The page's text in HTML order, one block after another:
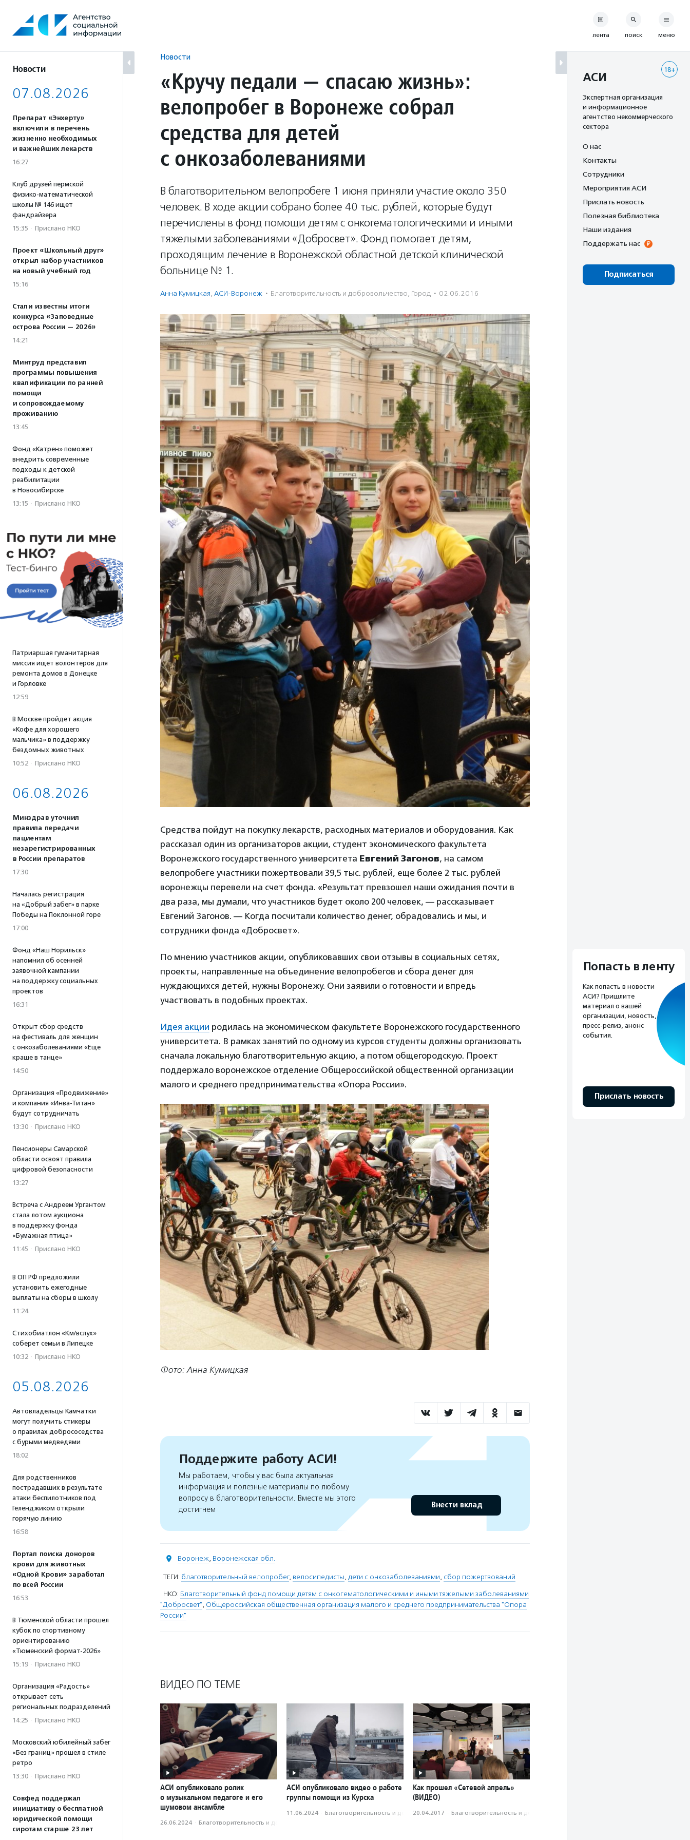
содержанию
Новости
07.08.2026
Препарат «Энхерту»
включили в перечень
жизненно необходимых
и важнейших лекарств
16:27
Клуб друзей пермской
физико-математической
школы № 146 ищет
фандрайзера
15:35 · Прислано НКО
Проект «Школьный друг»
открыл набор участников
на новый учебный год
15:16
Стали известны итоги
конкурса «Заповедные
острова России — 2026»
14:21
Минтруд представил
программы повышения
квалификации по ранней
помощи
и сопровождаемому
проживанию
13:45
Фонд «Катрен» поможет
внедрить современные
подходы к детской
реабилитации
в Новосибирске
13:15 · Прислано НКО
Патриаршая гуманитарная
миссия ищет волонтеров для
ремонта домов в Донецке
и Горловке
12:59
В Москве пройдет акция
«Кофе для хорошего
мальчика» в поддержку
бездомных животных
10:52 · Прислано НКО
06.08.2026
Минздрав уточнил
правила передачи
пациентам
незарегистрированных
в России препаратов
17:30
Началась регистрация
на «Добрый забег» в парке
Победы на Поклонной горе
17:00
Фонд «Наш Норильск»
напомнил об осенней
заявочной кампании
на поддержку социальных
проектов
16:31
Открыт сбор средств
на фестиваль для женщин
с онкозаболеваниями «Еще
краше в танце»
14:50
Организация «Продвижение»
и компания «Инва-Титан»
будут сотрудничать
13:30 · Прислано НКО
Пенсионеры Самарской
области освоят правила
цифровой безопасности
13:27
Встреча с Андреем Ургантом
стала лотом аукциона
в поддержку фонда
«Бумажная птица»
11:45 · Прислано НКО
В ОП РФ предложили
установить ежегодные
выплаты на сборы в школу
11:24
Стихобиатлон «Км/вслух»
соберет семьи в Липецке
10:32 · Прислано НКО
05.08.2026
Автовладельцы Камчатки
могут получить стикеры
о правилах добрососедства
с бурыми медведями
18:02
Для родственников
пострадавших в результате
атаки беспилотников под
Геленджиком открыли
горячую линию
16:58
Портал поиска доноров
крови для животных
«Одной Крови» заработал
по всей России
16:53
В Тюменской области прошел
кубок по спортивному
ориентированию
«Тюменский формат-2026»
15:19 · Прислано НКО
Организация «Радость»
открывает сеть
региональных подразделений
14:25 · Прислано НКО
Московский юбилейный забег
«Без границ» прошел в стиле
ретро
13:30 · Прислано НКО
Совфед поддержал
инициативу о бесплатной
юридической помощи
сиротам старше 23 лет
Новости
«Кручу педали — спасаю жизнь»:
велопробег в Воронеже собрал
средства для детей
с онкозаболеваниями
В благотворительном велопробеге 1 июня приняли участие около 350
человек. В ходе акции собрано более 40 тыс. рублей, которые будут
перечислены в фонд помощи детям с онкогематологическими и иными
тяжелыми заболеваниями «Добросвет». Фонд помогает детям,
проходящим лечение в Воронежской областной детской клинической
больнице № 1.
Анна Кумицкая, АСИ-Воронеж · Благотвори­тель­ность и доброволь­чест­во, Город · 02.06.2016
Средства пойдут на покупку лекарств, расходных материалов и оборудования. Как
рассказал один из организаторов акции, студент экономического факультета
Воронежского государственного университета Евгений Загонов, на самом
велопробеге участники пожертвовали 39,5 тыс. рублей, еще более 2 тыс. рублей
воронежцы перевели на счет фонда. «Результат превзошел наши ожидания почти в
два раза, мы думали, что участников будет около 200 человек, — рассказывает
Евгений Загонов. — Когда посчитали количество денег, обрадовались и мы, и
сотрудники фонда «Добросвет».
По мнению участников акции, опубликовавших свои отзывы в социальных сетях,
проекты, направленные на объединение велопробегов и сбора денег для
нуждающихся детей, нужны Воронежу. Они заявили о готовности и впредь
участвовать в подобных проектах.
Идея акции родилась на экономическом факультете Воронежского государственного
университета. В рамках занятий по одному из курсов студенты должны организовать
сначала локальную благотворительную акцию, а потом общегородскую. Проект
поддержало воронежское отделение Общероссийской общественной организации
малого и среднего предпринимательства «Опора России».
Фото: Анна Кумицкая
Поддержите работу АСИ!
Мы работаем, чтобы у вас была актуальная
информация и полезные материалы по любому
вопросу в благотворительности. Вместе мы этого
достигнем
Внести вклад
Воронеж, Воронежская обл.
ТЕГИ: благотворительный велопробег, велосипедисты, дети с онкозаболеваниями, сбор пожертвований
НКО: Благотворительный фонд помощи детям с онкогематологическими и иными тяжелыми заболеваниями
"Добросвет", Общероссийская общественная организация малого и среднего предпринимательства "Опора
России"
ВИДЕО ПО ТЕМЕ
АСИ опубликовало ролик
о музыкальном педагоге и его
шумовом ансамбле
26.06.2024 · Благотвори­тель­ность и доброволь­чест­во
АСИ опубликовало видео о работе
группы помощи из Курска
11.06.2024 · Благотвори­тель­ность и доброволь­чест­во
Как прошел «Сетевой апрель»
(ВИДЕО)
20.04.2017 · Благотвори­тель­ность и доброволь­чест­во
лента поиск меню
18+
АСИ
Экспертная организация
и информационное
агентство некоммерческого
сектора
О нас
Контакты
Сотрудники
Мероприятия АСИ
Прислать новость
Полезная библиотека
Наши издания
Поддержать нас
Подписаться
Попасть в ленту
Как попасть в новости
АСИ? Пришлите
материал о вашей
организации, новость,
пресс-релиз, анонс
события.
Прислать новость